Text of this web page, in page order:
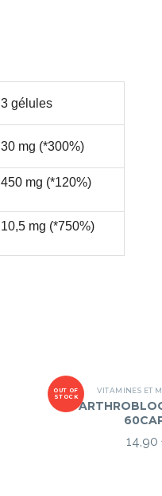
3 gélules
30 mg (*300%)
450 mg (*120%)
10,5 mg (*750%)
OUT OF
STOCK
VITAMINES ET
14,90